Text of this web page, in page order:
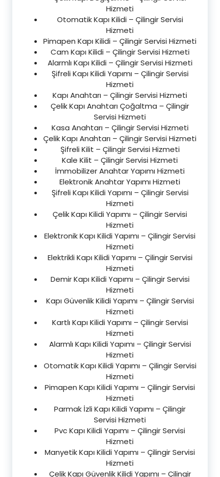
Hizmeti
Otomatik Kapı Kilidi – Çilingir Servisi
Hizmeti
Pimapen Kapı Kilidi – Çilingir Servisi Hizmeti
Cam Kapı Kilidi – Çilingir Servisi Hizmeti
Alarmlı Kapı Kilidi – Çilingir Servisi Hizmeti
Şifreli Kapı Kilidi Yapımı – Çilingir Servisi
Hizmeti
Kapı Anahtarı – Çilingir Servisi Hizmeti
Çelik Kapı Anahtarı Çoğaltma – Çilingir
Servisi Hizmeti
Kasa Anahtarı – Çilingir Servisi Hizmeti
Çelik Kapı Anahtarı – Çilingir Servisi Hizmeti
Şifreli Kilit – Çilingir Servisi Hizmeti
Kale Kilit – Çilingir Servisi Hizmeti
İmmobilizer Anahtar Yapımı Hizmeti
Elektronik Anahtar Yapımı Hizmeti
Şifreli Kapı Kilidi Yapımı – Çilingir Servisi
Hizmeti
Çelik Kapı Kilidi Yapımı – Çilingir Servisi
Hizmeti
Elektronik Kapı Kilidi Yapımı – Çilingir Servisi
Hizmeti
Elektrikli Kapı Kilidi Yapımı – Çilingir Servisi
Hizmeti
Demir Kapı Kilidi Yapımı – Çilingir Servisi
Hizmeti
Kapı Güvenlik Kilidi Yapımı – Çilingir Servisi
Hizmeti
Kartlı Kapı Kilidi Yapımı – Çilingir Servisi
Hizmeti
Alarmlı Kapı Kilidi Yapımı – Çilingir Servisi
Hizmeti
Otomatik Kapı Kilidi Yapımı – Çilingir Servisi
Hizmeti
Pimapen Kapı Kilidi Yapımı – Çilingir Servisi
Hizmeti
Parmak İzli Kapı Kilidi Yapımı – Çilingir
Servisi Hizmeti
Pvc Kapı Kilidi Yapımı – Çilingir Servisi
Hizmeti
Manyetik Kapı Kilidi Yapımı – Çilingir Servisi
Hizmeti
Çelik Kapı Güvenlik Kilidi Yapımı – Çilingir